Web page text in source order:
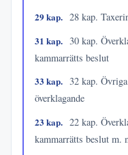
29 kap. 28 kap.
31 kap. 30 kap.
kammarrätts beslut
33 kap. 32 kap.
överklagande
23 kap. 22 kap.
kammarrätts beslut m.